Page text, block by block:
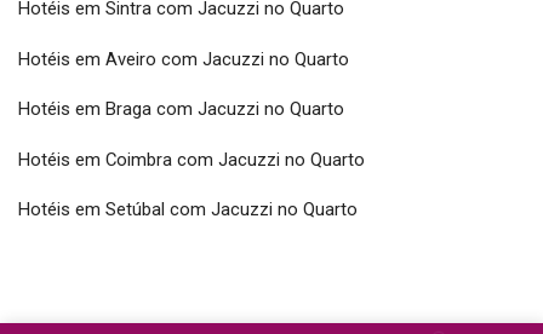
Hotéis em Sintra com Jacuzzi no Quarto
Hotéis em Aveiro com Jacuzzi no Quarto
Hotéis em Braga com Jacuzzi no Quarto
Hotéis em Coimbra com Jacuzzi no Quarto
Hotéis em Setúbal com Jacuzzi no Quarto